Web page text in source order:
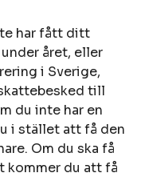
har fått ditt
året, eller
i Sverige,
till
du inte har en
i stället att få den
Om du ska få
kommer du att få